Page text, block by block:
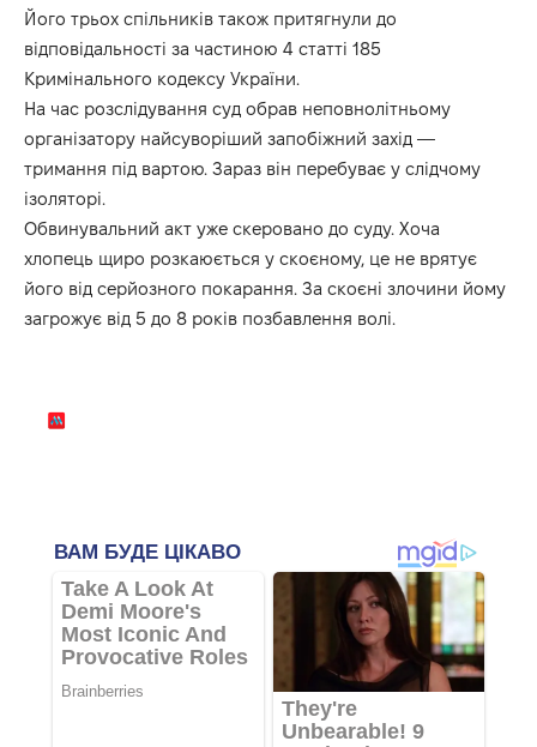
Його трьох спільників також притягнули до
відповідальності за частиною 4 статті 185
Кримінального кодексу України.
На час розслідування суд обрав неповнолітньому
організатору найсуворіший запобіжний захід —
тримання під вартою. Зараз він перебуває у слідчому
ізоляторі.
Обвинувальний акт уже скеровано до суду. Хоча
хлопець щиро розкаюється у скоєному, це не врятує
його від серйозного покарання. За скоєні злочини йому
загрожує від 5 до 8 років позбавлення волі.